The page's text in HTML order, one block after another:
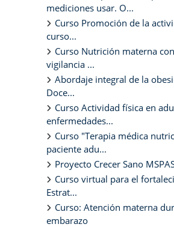
mediciones usar. O...
Curso Promoción de la
curso...
Curso Nutrición materna
vigilancia ...
Abordaje integral de la
Doce...
Curso Actividad física en
enfermedades...
Curso "Terapia médica
paciente adu...
Proyecto Crecer Sano
Curso virtual para el
Estrat...
Curso: Atención materna
embarazo